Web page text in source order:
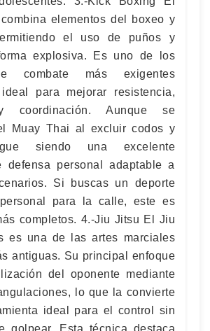
elementos del boxeo y
el uso de puños y
explosiva. Es uno de los
combate más exigentes
para mejorar resistencia,
coordinación. Aunque se
Muay Thai al excluir codos y
siendo una excelente
defensa personal adaptable a
Si buscas un deporte
para la calle, este es
completos. 4.-Jiu Jitsu El Jiu
es una de las artes marciales
antiguas. Su principal enfoque
del oponente mediante
lo que la convierte
ideal para el control sin
golpear. Esta técnica destaca